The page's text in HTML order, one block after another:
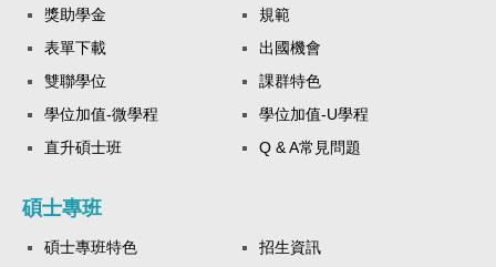
獎助學金
規範
表單下載
出國機會
雙聯學位
課群特色
學位加值-微學程
學位加值-U學程
直升碩士班
Q & A常見問題
碩士專班
碩士專班特色
招生資訊